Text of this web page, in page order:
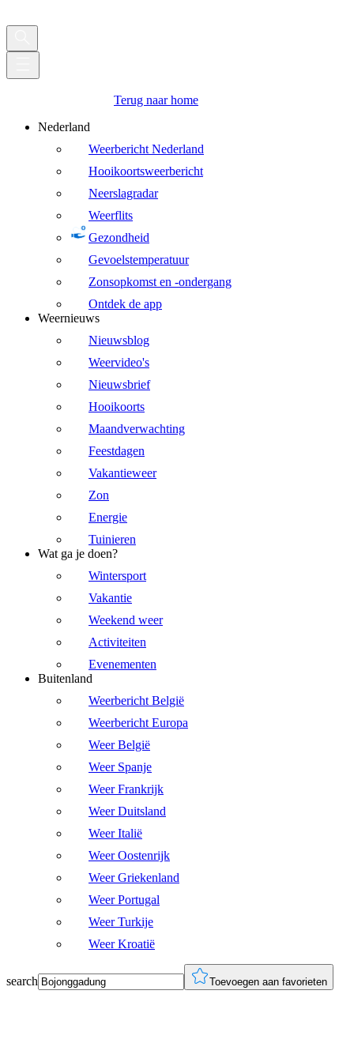
Terug naar home
Nederland
Weerbericht Nederland
Hooikoortsweerbericht
Neerslagradar
Weerflits
Gezondheid
Gevoelstemperatuur
Zonsopkomst en -ondergang
Ontdek de app
Weernieuws
Nieuwsblog
Weervideo's
Nieuwsbrief
Hooikoorts
Maandverwachting
Feestdagen
Vakantieweer
Zon
Energie
Tuinieren
Wat ga je doen?
Wintersport
Vakantie
Weekend weer
Activiteiten
Evenementen
Buitenland
Weerbericht België
Weerbericht Europa
Weer België
Weer Spanje
Weer Frankrijk
Weer Duitsland
Weer Italië
Weer Oostenrijk
Weer Griekenland
Weer Portugal
Weer Turkije
Weer Kroatië
search Toevoegen aan favorieten